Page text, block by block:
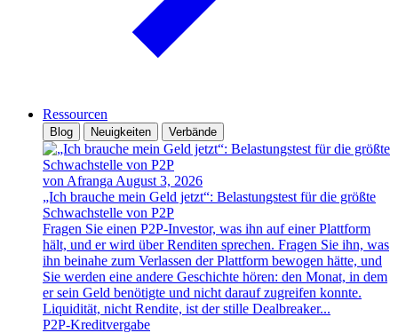
Ressourcen
Blog Neuigkeiten Verbände
von Afranga August 3, 2026
„Ich brauche mein Geld jetzt“: Belastungstest für die größte
Schwachstelle von P2P
Fragen Sie einen P2P-Investor, was ihn auf einer Plattform
hält, und er wird über Renditen sprechen. Fragen Sie ihn, was
ihn beinahe zum Verlassen der Plattform bewogen hätte, und
Sie werden eine andere Geschichte hören: den Monat, in dem
er sein Geld benötigte und nicht darauf zugreifen konnte.
Liquidität, nicht Rendite, ist der stille Dealbreaker...
P2P-Kreditvergabe